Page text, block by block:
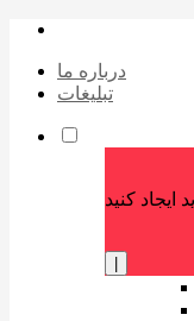
درباره ما
تبلیغات